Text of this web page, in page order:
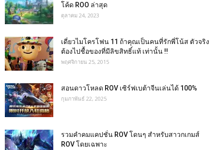
โค้ด ROO ล่าสุด
ตุลาคม 24, 2023
เดี่ยวไมโครโฟน 11 ถ้าคุณเป็นคนที่รักพี่โน้ส ตัวจริง
ต้องไปชื้อของที่มีลิขสิทธิ์แท้ เท่านั้น !!
พฤศจิกายน 25, 2015
สอนดาวโหลด ROV เซิร์ฟเบต้าจีนเล่นได้ 100%
กุมภาพันธ์ 22, 2025
รวมคำคมแคปชั่น ROV โดนๆ สำหรับสาวกเกมส์
ROV โดยเฉพาะ